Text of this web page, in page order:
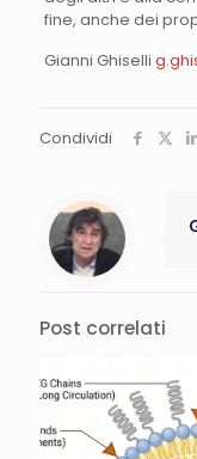
fine, anche dei
Gianni Ghiselli
Condividi
Post correlati